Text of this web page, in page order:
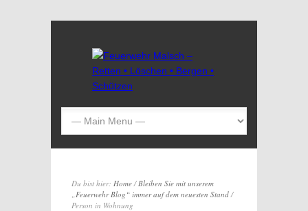
Du bist hier: Home/Bleiben Sie mit unserem
„Feuerwehr Blog“ immer auf dem neuesten Stand/
Person in Wohnung